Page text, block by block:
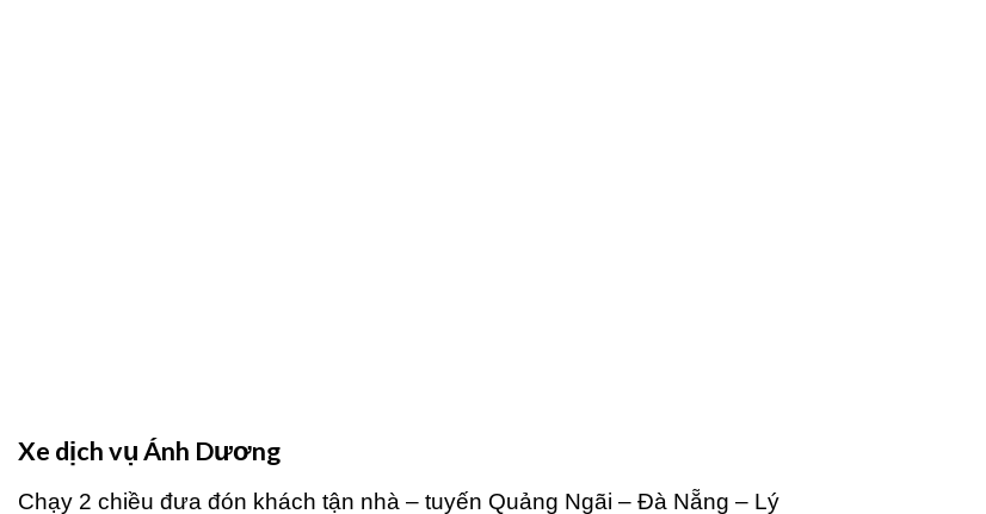
Xe dịch vụ Ánh Dương
Chạy 2 chiều đưa đón khách tận nhà – tuyến Quảng Ngãi – Đà Nẵng – Lý